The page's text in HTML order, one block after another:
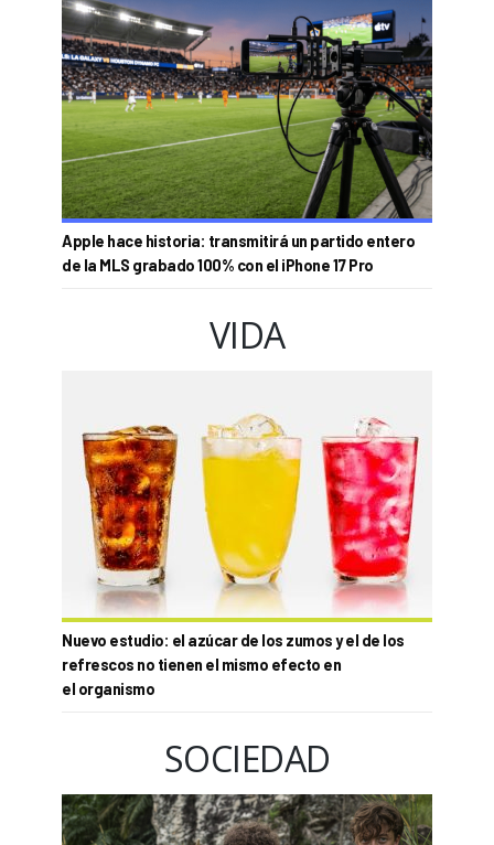
Apple hace historia: transmitirá un partido entero
de la MLS grabado 100% con el iPhone 17 Pro
VIDA
Nuevo estudio: el azúcar de los zumos y el de los
refrescos no tienen el mismo efecto en
el organismo
SOCIEDAD